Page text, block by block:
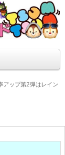
裏ワザ徹底
略サイト！新ツ
るサイトを目指し
アップ第2弾はレイン